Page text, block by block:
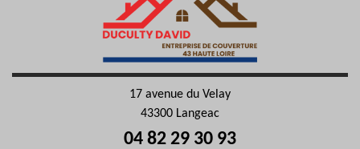
17 avenue du Velay
43300 Langeac
04 82 29 30 93